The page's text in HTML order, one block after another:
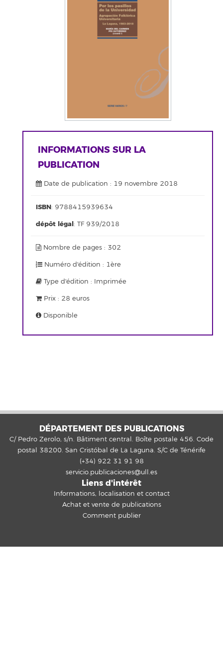
INFORMATIONS SUR LA
PUBLICATION
Date de publication : 19 novembre 2018
ISBN: 9788415939634
dépôt légal: TF 939/2018
Nombre de pages : 302
Numéro d'édition : 1ère
Type d'édition : Imprimée
Prix : 28 euros
Disponible
DÉPARTEMENT DES PUBLICATIONS
C/ Pedro Zerolo, s/n. Bâtiment central. Boîte postale 456. Code
postal 38200. San Cristóbal de La Laguna. S/C de Ténérife
(+34) 922 31 91 98
servicio.publicaciones@ull.es
Liens d'intérêt
Informations, localisation et contact
Achat et vente de publications
Comment publier